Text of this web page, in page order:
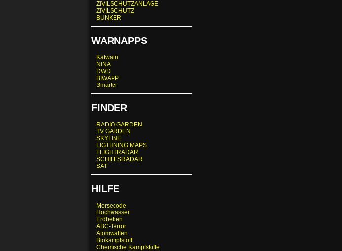
ZIVILSCHUTZANLAGE
ZIVILSCHUTZ
BUNKER
WARNAPPS
Katwarn
NINA
DWD
BIWAPP
Smarter
FINDER
RADIO GARDEN
TV GARDEN
SKYLINE
LIGTHNING MAPS
FLIGHTRADAR
SCHIFFSRADAR
SAT
HILFE
Morsecode
Hochwasser
Erdbeben
ABC-Terror
Atomwaffen
Biokampfstoff
Chemische Kampfstoffe